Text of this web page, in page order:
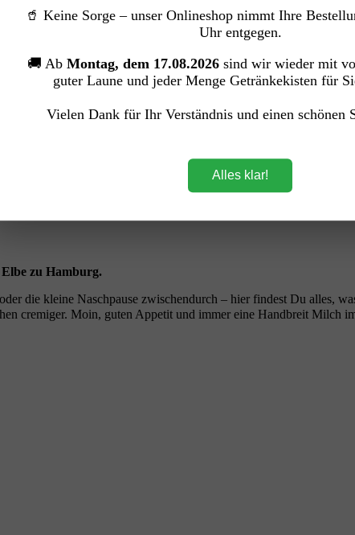
zu Hamburg.
die kleine Naschpause zwischendurch – hier findest Du alles,
cremiger. Moin, guten Appetit und immer eine Handbreit Milch
🥤 Keine Sorge – unser Onlineshop nimmt Ihre
Uhr entgegen.
🚚 Ab Montag, dem 17.08.2026 sind wir wieder mit
guter Laune und jeder Menge Getränkekisten für
Vielen Dank für Ihr Verständnis und einen
Alles klar!